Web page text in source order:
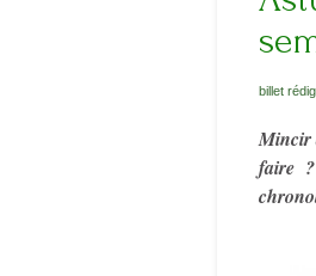
billet
Mincir
faire